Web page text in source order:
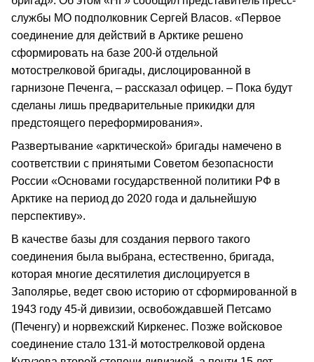
службы МО подполковник Сергей Власов. «Первое
соединение для действий в Арктике решено
сформировать на базе 200-й отдельной
мотострелковой бригады, дислоцированной в
гарнизоне Печенга, – рассказал офицер. – Пока будут
сделаны лишь предварительные прикидки для
предстоящего переформирования».
Развертывание «арктической» бригады намечено в
соответствии с принятыми Советом безопасности
России «Основами государственной политики РФ в
Арктике на период до 2020 года и дальнейшую
перспективу».
В качестве базы для создания первого такого
соединения была выбрана, естественно, бригада,
которая многие десятилетия дислоцируется в
Заполярье, ведет свою историю от сформированной в
1943 году 45-й дивизии, освобождавшей Петсамо
(Печенгу) и норвежский Киркенес. Позже войсковое
соединение стало 131-й мотострелковой ордена